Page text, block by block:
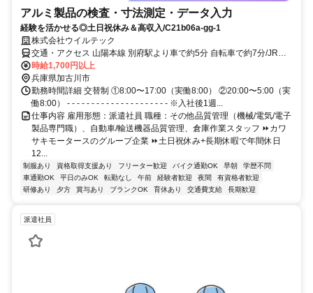
アルミ製品の検査・寸法測定・データ入力
経験を活かせる◎土日祝休み＆高収入/C21b06a-gg-1
株式会社ウイルテック
交通・アクセス 山陽本線 別府駅より車で約5分 自転車で約7分/JR神
戸線 東加古川駅より車で約10分 自転車で約15分＊車/バイク/電車/バ
ス/自転車/徒歩通勤OK
時給1,700円以上
兵庫県加古川市
勤務時間詳細 交替制 ①8:00〜17:00（実働8:00） ②20:00〜5:00（実
働8:00） - - - - - - - - - - - - - - - - - - - - - ※入社後1週...
仕事内容 雇用形態：派遣社員 職種：その他品質管理（機械/電気/電子
製品専門職）、自動車/輸送機器品質管理、倉庫作業スタッフ ⏩カワ
サキモータースのグループ企業 ⏩土日祝休み+長期休暇で年間休日
12...
制服あり 資格取得支援あり フリーター歓迎 バイク通勤OK 早朝
学歴不問
車通勤OK
平日のみOK 転勤なし 午前 経験者歓迎 夜間
有資格者歓迎
研修あり
夕方 賞与あり ブランクOK 育休あり 交通費支給 長期歓迎
派遣社員